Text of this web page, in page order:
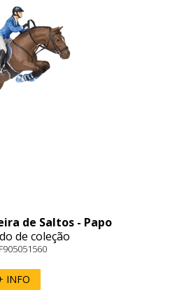
de Saltos - Papo
de coleção
INFO